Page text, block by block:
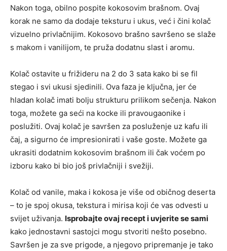
Nakon toga, obilno pospite kokosovim brašnom. Ovaj
korak ne samo da dodaje teksturu i ukus, već i čini kolač
vizuelno privlačnijim. Kokosovo brašno savršeno se slaže
s makom i vanilijom, te pruža dodatnu slast i aromu.
Kolač ostavite u frižideru na 2 do 3 sata kako bi se fil
stegao i svi ukusi sjedinili. Ova faza je ključna, jer će
hladan kolač imati bolju strukturu prilikom sečenja. Nakon
toga, možete ga seći na kocke ili pravougaonike i
poslužiti. Ovaj kolač je savršen za posluženje uz kafu ili
čaj, a sigurno će impresionirati i vaše goste. Možete ga
ukrasiti dodatnim kokosovim brašnom ili čak voćem po
izboru kako bi bio još privlačniji i svežiji.
Kolač od vanile, maka i kokosa je više od običnog deserta
– to je spoj okusa, tekstura i mirisa koji će vas odvesti u
svijet uživanja. Isprobajte ovaj recept i uvjerite se sami
kako jednostavni sastojci mogu stvoriti nešto posebno.
Savršen je za sve prigode, a njegovo pripremanje je tako